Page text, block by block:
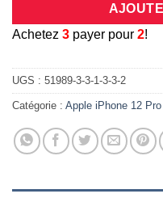
Achetez 3 payer pour 2!
UGS : 51989-3-3-1-3-3-2
Catégorie : Apple iPhone 12